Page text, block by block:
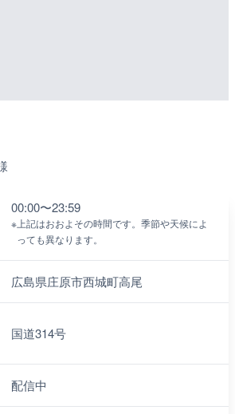
00:00〜23:59
※ 上記はおおよその時間です。季節や天候によ
っても異なります。
広島県庄原市西城町高尾
国道314号
配信中